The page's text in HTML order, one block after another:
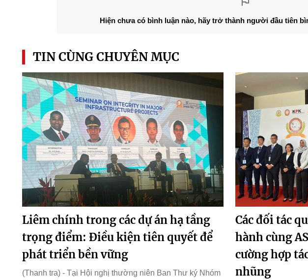
Hiện chưa có bình luận nào, hãy trở thành người đầu tiên
TIN CÙNG CHUYÊN MỤC
Liêm chính trong các dự án hạ tầng
trọng điểm: Điều kiện tiên quyết để
phát triển bền vững
(Thanh tra) - Tại Hội nghị thường niên Ban Thư ký Nhóm
Các đối tác
hành cùng
cường hợp
nhũng